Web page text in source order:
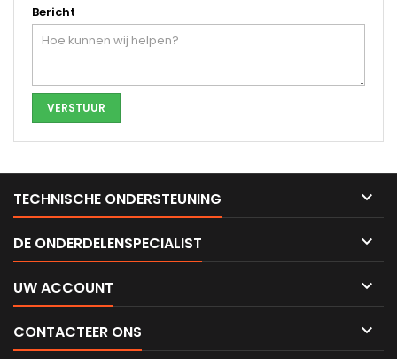
Bericht
TECHNISCHE ONDERSTEUNING 
DE ONDERDELENSPECIALIST 
UW ACCOUNT 
CONTACTEER ONS 